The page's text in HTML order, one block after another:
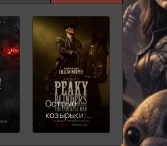
Острые
козырьки:
Бессмертный
7.187
2